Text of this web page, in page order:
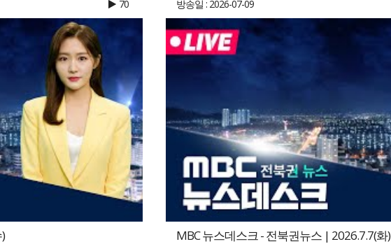
70 방송일 : 2026-07-09
MBC 뉴스데스크 - 전북권뉴스 | 2026.7.7(화)